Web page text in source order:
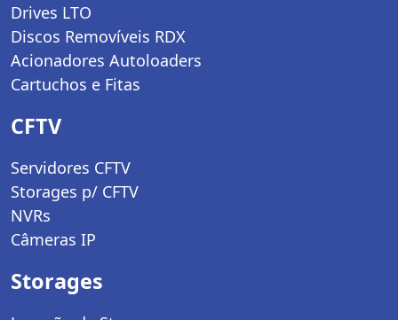
Drives LTO
Discos Removíveis RDX
Acionadores Autoloaders
Cartuchos e Fitas
CFTV
Servidores CFTV
Storages p/ CFTV
NVRs
Câmeras IP
Storages